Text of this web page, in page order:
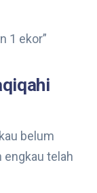
1 ekor”
belum
engkau telah